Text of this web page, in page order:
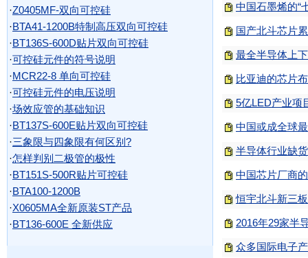
·Z0405MF-双向可控硅
·BTA41-1200B特制高压双向可控硅
·BT136S-600D贴片双向可控硅
·可控硅元件的符号说明
·MCR22-8 单向可控硅
·可控硅元件的电压说明
·场效应管的基础知识
·BT137S-600E贴片双向可控硅
·三象限与四象限有何区别?
·怎样判别二极管的极性
·BT151S-500R贴片可控硅
·BTA100-1200B
·X0605MA全新原装ST产品
·BT136-600E 全新供应
中国石墨烯的“
国产北斗芯片
最全半导体上
比亚迪的芯片
5亿LED产业项
中国或成全球
半导体行业缺
中国芯片厂商
恒宇北斗新三
2016年29家半
众多国际电子